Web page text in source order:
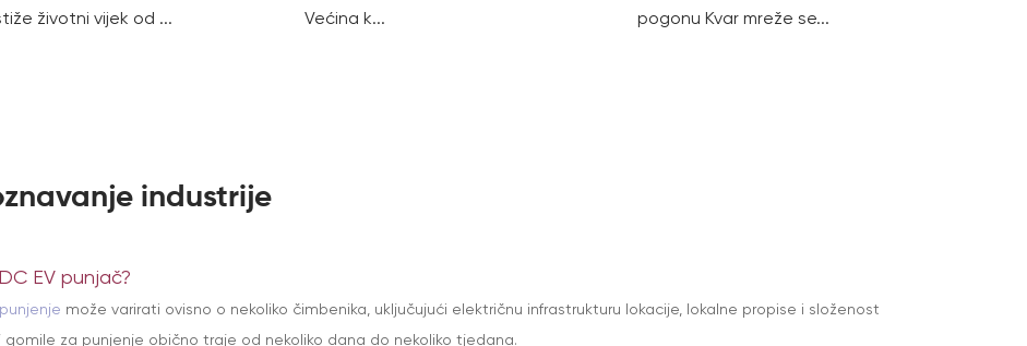
životni vijek od ...
Većina k...
pogonu Kvar mreže se...
industrije
EV punjač?
može varirati ovisno o nekoliko čimbenika, uključujući električnu infrastrukturu lokacije, lokalne propise i složenost
gomile za punjenje obično traje od nekoliko dana do nekoliko tjedana.